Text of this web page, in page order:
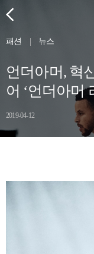
패션 뉴스
언더아머, 혁
어 ‘언더아머
2019-04-12